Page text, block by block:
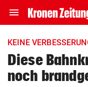
menu Navigation
ein-/ausklappen
account_circle Anmelden
KEINE
Diese
noch